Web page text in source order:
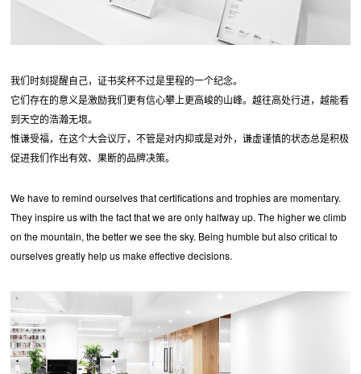
我们时刻提醒自己，证书奖杯不过是里程的一个纪念。
它们存在的意义是激励我们更有信心攀上更高峻的山峰。越往高处行进，越能看
到天空的浩瀚无垠。
惟谦受福，在这个大会议厅，不管是对内抑或是对外，谦虚谨慎的状态总是积极
促进我们作出有效、果断的品牌决策。
We have to remind ourselves that certifications and trophies are momentary.
They inspire us with the fact that we are only halfway up. The higher we climb
on the mountain, the better we see the sky. Being humble but also critical to
ourselves greatly help us make effective decisions.